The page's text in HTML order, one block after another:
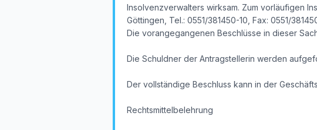
Insolvenzverwalters wirksam. Zum vorläufigen
Göttingen, Tel.: 0551/381450-10, Fax: 0551/
Die vorangegangenen Beschlüsse in dieser
Die Schuldner der Antragstellerin werden
Der vollständige Beschluss kann in der
Rechtsmittelbelehrung